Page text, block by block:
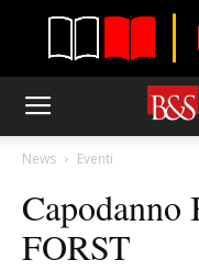
News Eventi
FORST